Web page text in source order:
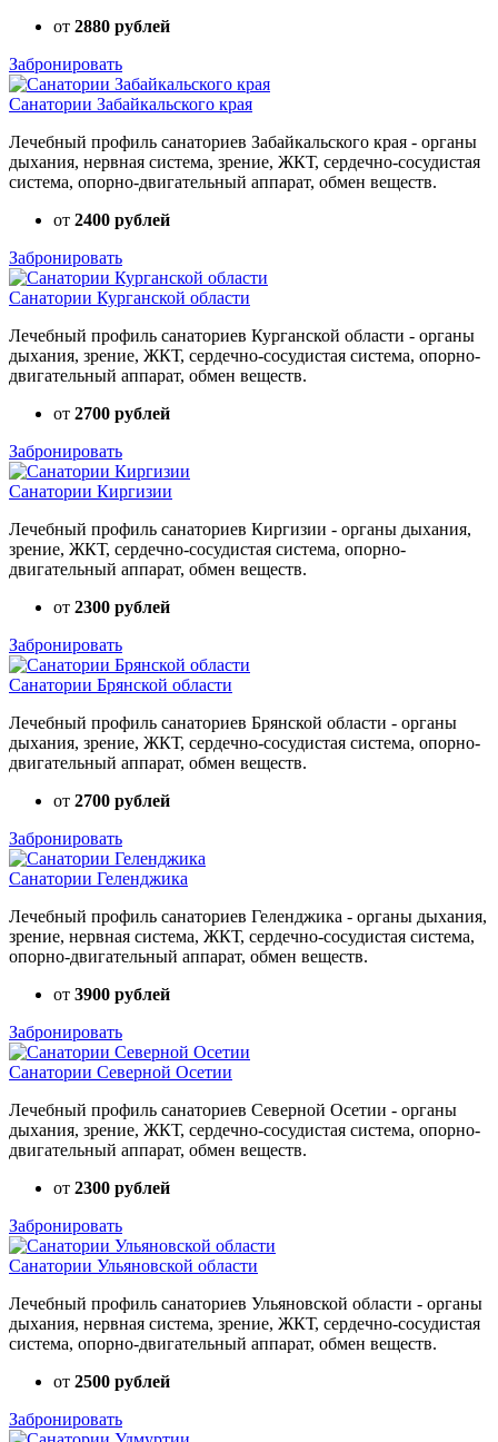
от 2880 рублей
Забронировать
Санатории Забайкальского края
Лечебный профиль санаториев Забайкальского края - органы
дыхания, нервная система, зрение, ЖКТ, сердечно-сосудистая
система, опорно-двигательный аппарат, обмен веществ.
от 2400 рублей
Забронировать
Санатории Курганской области
Лечебный профиль санаториев Курганской области - органы
дыхания, зрение, ЖКТ, сердечно-сосудистая система, опорно-
двигательный аппарат, обмен веществ.
от 2700 рублей
Забронировать
Санатории Киргизии
Лечебный профиль санаториев Киргизии - органы дыхания,
зрение, ЖКТ, сердечно-сосудистая система, опорно-
двигательный аппарат, обмен веществ.
от 2300 рублей
Забронировать
Санатории Брянской области
Лечебный профиль санаториев Брянской области - органы
дыхания, зрение, ЖКТ, сердечно-сосудистая система, опорно-
двигательный аппарат, обмен веществ.
от 2700 рублей
Забронировать
Санатории Геленджика
Лечебный профиль санаториев Геленджика - органы дыхания,
зрение, нервная система, ЖКТ, сердечно-сосудистая система,
опорно-двигательный аппарат, обмен веществ.
от 3900 рублей
Забронировать
Санатории Северной Осетии
Лечебный профиль санаториев Северной Осетии - органы
дыхания, зрение, ЖКТ, сердечно-сосудистая система, опорно-
двигательный аппарат, обмен веществ.
от 2300 рублей
Забронировать
Санатории Ульяновской области
Лечебный профиль санаториев Ульяновской области - органы
дыхания, нервная система, зрение, ЖКТ, сердечно-сосудистая
система, опорно-двигательный аппарат, обмен веществ.
от 2500 рублей
Забронировать